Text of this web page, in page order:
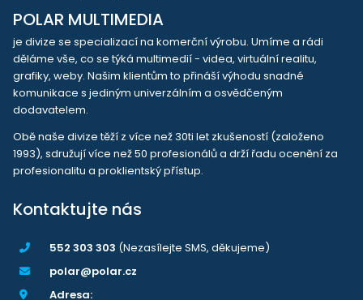
POLAR MULTIMEDIA
je divize se specializací na komerční výrobu. Umíme a rádi
děláme vše, co se týká multimedií - videa, virtuální realitu,
grafiky, weby. Našim klientům to přináší výhodu snadné
komunikace s jediným univerzálním a osvědčeným
dodavatelem.
Obě naše divize těží z více než 30ti let zkušeností (založeno
1993), sdružují více než 50 profesionálů a drží řadu ocenění za
profesionalitu a proklientský přístup.
Kontaktujte nás
552 303 303 (Nezasílejte SMS, děkujeme)
polar@polar.cz
Adresa: